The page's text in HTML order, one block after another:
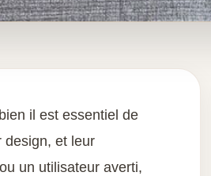
il est essentiel de
design, et leur
un utilisateur averti,